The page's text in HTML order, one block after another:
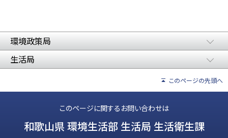
環境政策局
生活局
このページの先頭へ
このページに関するお問い合わせは
和歌山県 環境生活部 生活局 生活衛生課